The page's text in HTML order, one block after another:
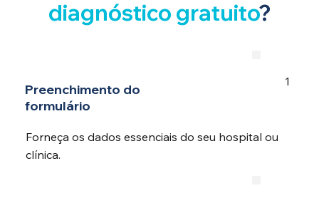
diagnóstico gratuito?
Preenchimento do
formulário
Forneça os dados essenciais do seu hospital ou
clínica.
1